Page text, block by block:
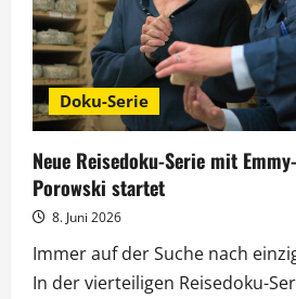
Doku-Serie
Neue Reisedoku-Serie mit
Porowski startet
8. Juni 2026
Immer auf der Suche nach
In der vierteiligen Reisedoku-